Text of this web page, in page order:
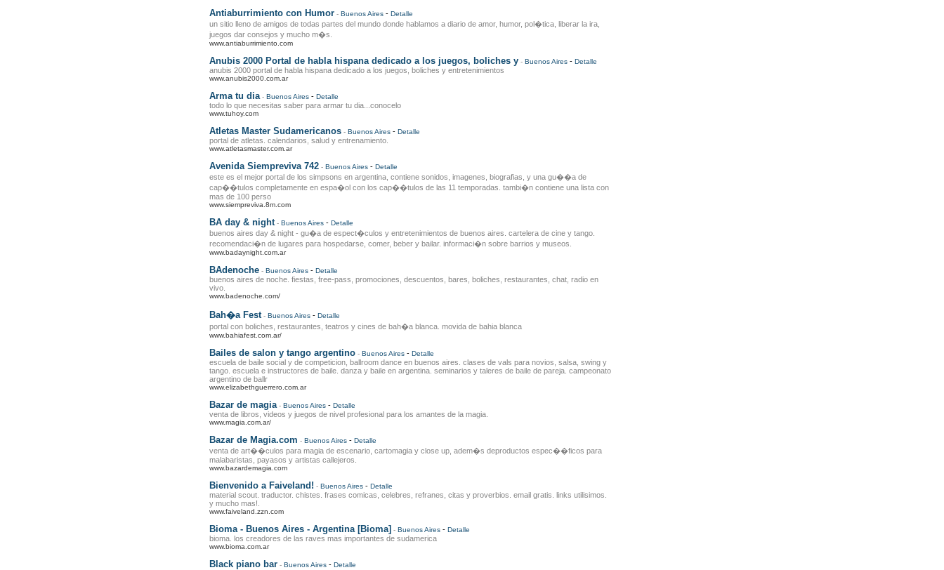
Antiaburrimiento con Humor - Buenos Aires - Detalle
un sitio lleno de amigos de todas partes del mundo donde hablamos a diario de amor, humor, pol�tica, liberar la ira,
juegos dar consejos y mucho m�s.
www.antiaburrimiento.com
Anubis 2000 Portal de habla hispana dedicado a los juegos, boliches y - Buenos Aires - Detalle
anubis 2000 portal de habla hispana dedicado a los juegos, boliches y entretenimientos
www.anubis2000.com.ar
Arma tu dia - Buenos Aires - Detalle
todo lo que necesitas saber para armar tu dia...conocelo
www.tuhoy.com
Atletas Master Sudamericanos - Buenos Aires - Detalle
portal de atletas. calendarios, salud y entrenamiento.
www.atletasmaster.com.ar
Avenida Siempreviva 742 - Buenos Aires - Detalle
este es el mejor portal de los simpsons en argentina, contiene sonidos, imagenes, biografias, y una gu��a de
cap��tulos completamente en espa�ol con los cap��tulos de las 11 temporadas. tambi�n contiene una lista con
mas de 100 perso
www.siempreviva.8m.com
BA day & night - Buenos Aires - Detalle
buenos aires day & night - gu�a de espect�culos y entretenimientos de buenos aires. cartelera de cine y tango.
recomendaci�n de lugares para hospedarse, comer, beber y bailar. informaci�n sobre barrios y museos.
www.badaynight.com.ar
BAdenoche - Buenos Aires - Detalle
buenos aires de noche. fiestas, free-pass, promociones, descuentos, bares, boliches, restaurantes, chat, radio en
vivo.
www.badenoche.com/
Bah�a Fest - Buenos Aires - Detalle
portal con boliches, restaurantes, teatros y cines de bah�a blanca. movida de bahia blanca
www.bahiafest.com.ar/
Bailes de salon y tango argentino - Buenos Aires - Detalle
escuela de baile social y de competicion, ballroom dance en buenos aires. clases de vals para novios, salsa, swing y
tango. escuela e instructores de baile. danza y baile en argentina. seminarios y taleres de baile de pareja. campeonato
argentino de ballr
www.elizabethguerrero.com.ar
Bazar de magia - Buenos Aires - Detalle
venta de libros, videos y juegos de nivel profesional para los amantes de la magia.
www.magia.com.ar/
Bazar de Magia.com - Buenos Aires - Detalle
venta de art��culos para magia de escenario, cartomagia y close up, adem�s deproductos espec��ficos para
malabaristas, payasos y artistas callejeros.
www.bazardemagia.com
Bienvenido a Faiveland! - Buenos Aires - Detalle
material scout. traductor. chistes. frases comicas, celebres, refranes, citas y proverbios. email gratis. links utilisimos.
y mucho mas!.
www.faiveland.zzn.com
Bioma - Buenos Aires - Argentina [Bioma] - Buenos Aires - Detalle
bioma. los creadores de las raves mas importantes de sudamerica
www.bioma.com.ar
Black piano bar - Buenos Aires - Detalle